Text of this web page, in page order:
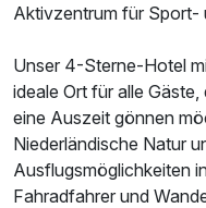
Zusatznächte
Für 2 Tage
Aktivzentrum für Sport-
Unser 4-Sterne-Hotel
ideale Ort für alle
eine Auszeit gönnen
Niederländische Natur
Ausflugsmöglichkeiten
Fahradfahrer und